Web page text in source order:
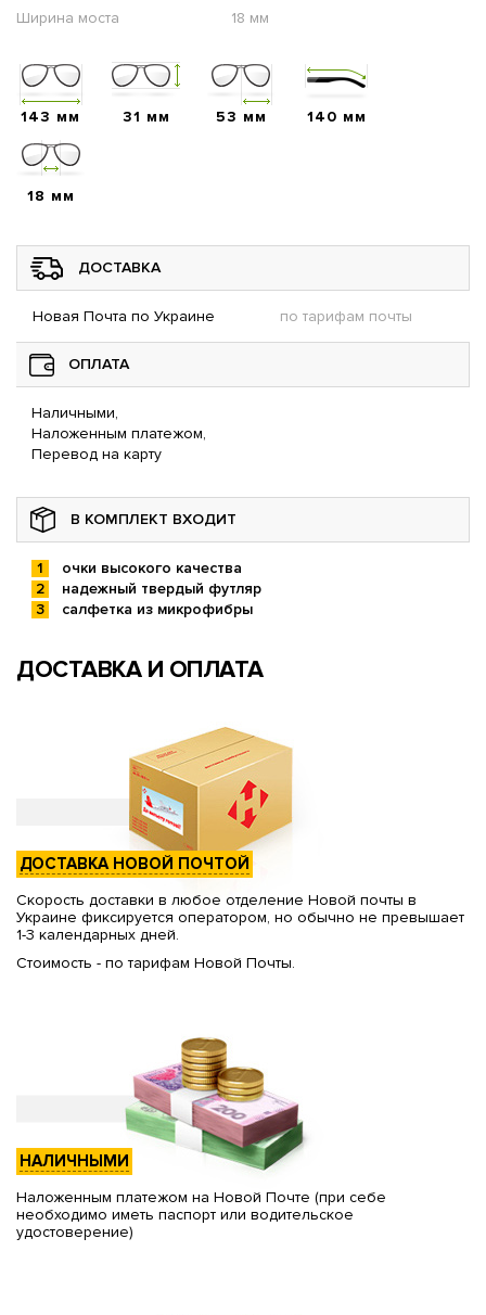
Ширина моста
18 мм
143 мм 31 мм 53 мм 140 мм
18 мм
ДОСТАВКА
Новая Почта по Украине по тарифам почты
ОПЛАТА
Наличными,
Наложенным платежом,
Перевод на карту
В КОМПЛЕКТ ВХОДИТ
очки высокого качества
надежный твердый футляр
салфетка из микрофибры
ДОСТАВКА И ОПЛАТА
ДОСТАВКА НОВОЙ ПОЧТОЙ
Скорость доставки в любое отделение Новой почты в
Украине фиксируется оператором, но обычно не превышает
1-3 календарных дней.
Стоимость - по тарифам Новой Почты.
НАЛИЧНЫМИ
Наложенным платежом на Новой Почте (при себе
необходимо иметь паспорт или водительское
удостоверение)